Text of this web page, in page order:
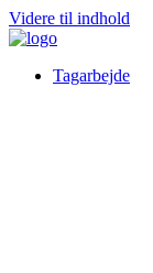
Videre til indhold
Tagarbejde